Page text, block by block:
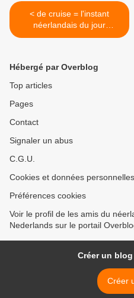
< de cruise = l'instant
néerlandais du jour
(2026_05_12)
Hébergé par Overblog
Top articles
Pages
Contact
Signaler un abus
C.G.U.
Cookies et données personnelles
Préférences cookies
Voir le profil de les amis du
Nederlands sur le portail
Créer un
Créer